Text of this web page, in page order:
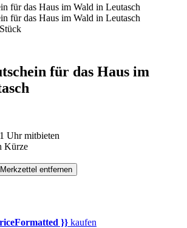
Stück
für das Haus im
Uhr mitbieten
Kürze
entfernen
}} kaufen